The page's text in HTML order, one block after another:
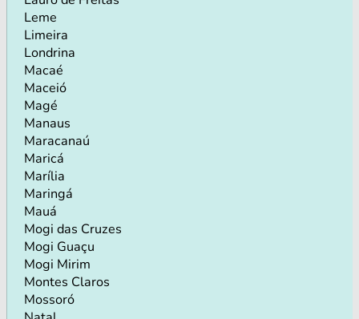
Leme
Limeira
Londrina
Macaé
Maceió
Magé
Manaus
Maracanaú
Maricá
Marília
Maringá
Mauá
Mogi das Cruzes
Mogi Guaçu
Mogi Mirim
Montes Claros
Mossoró